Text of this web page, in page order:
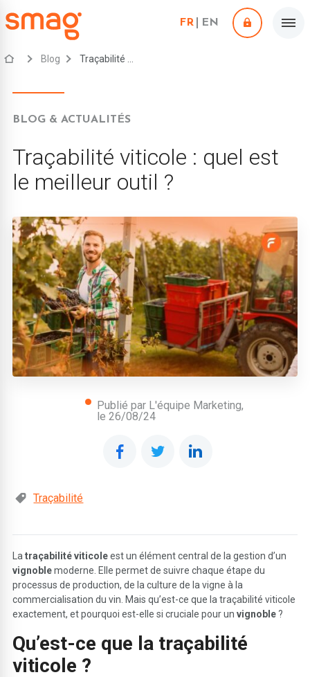
FR EN
Blog
BLOG & ACTUALITÉS
Traçabilité viticole : quel est
le meilleur outil ?
Publié par L'équipe Marketing,
le 26/08/24
Traçabilité
Latraçabilité viticoleest un élément central de la gestion d’un
vignoblemoderne. Elle permet de suivre chaque étape du
processus de production, de la culture de la vigne à la
commercialisation du vin. Mais qu’est-ce que la traçabilité viticole
exactement, et pourquoi est-elle si cruciale pour unvignoble ?
Qu’est-ce que la traçabilité
viticole ?